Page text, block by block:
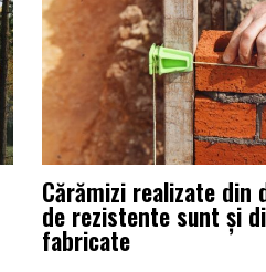
Cărămizi realizate din
de rezistente sunt și
fabricate